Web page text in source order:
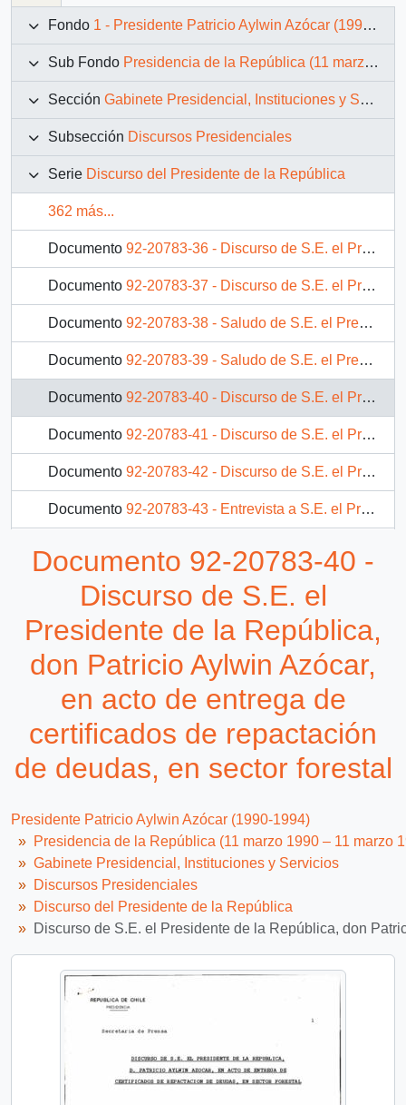
Fondo 1 - Presidente Patricio Aylwin Azócar (1990-1994)
Sub Fondo Presidencia de la República (11 marzo 1990 – 11 marzo 1994)
Sección Gabinete Presidencial, Instituciones y Servicios
Subsección Discursos Presidenciales
Serie Discurso del Presidente de la República
362 más...
Documento 92-20783-36 - Discurso de S.E. el Presidente de la República, don Patricio Aylwin Azócar, en acto de celebración del Día Internacional de la Mujer
Documento 92-20783-37 - Discurso de S.E. el Presidente de la República, don Patricio Aylwin Azócar, en cena de honor ofrecida a Presidente de Costa Rica, Rafael Calderón Fournier
Documento 92-20783-38 - Saludo de S.E. el Presidente de la República. don Patricio Aylwin Azócar, a pobladores del Sector Santiago Ferrari - Los Canelos
Documento 92-20783-39 - Saludo de S.E. el Presidente de la República. don Patricio Aylwin Azócar, a pobladores del sector Nueva Aurora
Documento 92-20783-40 - Discurso de S.E. el Presidente de la República, don Patricio Aylwin Azócar, en acto de entrega de certificados de repactación de deudas, en sector forestal
Documento 92-20783-41 - Discurso de S.E. el Presidente de la República, don Patricio Aylwin Azócar, en acto de clausura de Jornada Nacional del PRODEMU
Documento 92-20783-42 - Discurso de S.E. el Presidente de la República, don Patricio Aylwin Azócar, en ceremonia de promulgación de ley de reparación a familiares de víctimas de violaciones a los derechos humanos
Documento 92-20783-43 - Entrevista a S.E. el Presidente de la República, don Patricio Aylwin Azócar, del programa Línea América de Agencia EFE de España
136 más...
Documento 92-20783-40 -
Discurso de S.E. el
Presidente de la República,
don Patricio Aylwin Azócar,
en acto de entrega de
certificados de repactación
de deudas, en sector forestal
Presidente Patricio Aylwin Azócar (1990-1994)
Presidencia de la República (11 marzo 1990 – 11 marzo
Gabinete Presidencial, Instituciones y Servicios
Discursos Presidenciales
Discurso del Presidente de la República
Discurso de S.E. el Presidente de la República, don